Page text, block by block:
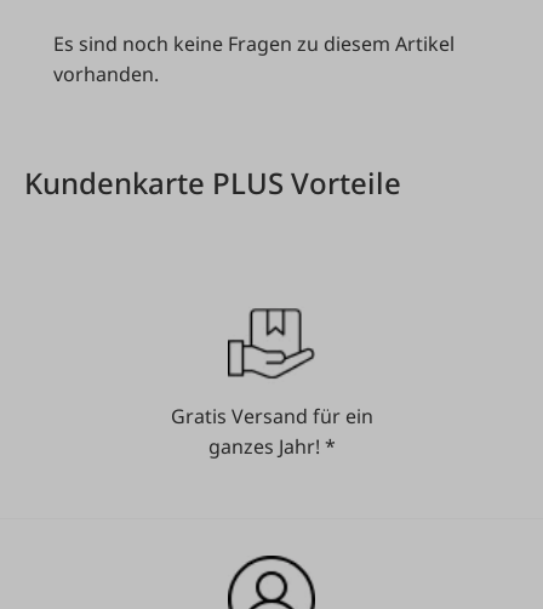
Es sind noch keine Fragen zu diesem Artikel
vorhanden.
Kundenkarte PLUS Vorteile
Gratis Versand für ein
ganzes Jahr! *